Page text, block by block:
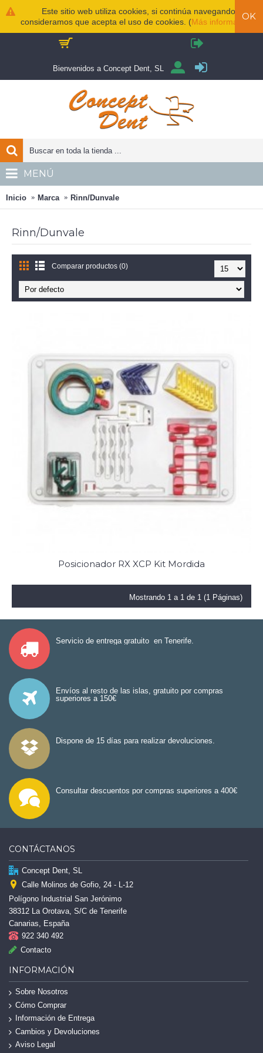
Este sitio web utiliza cookies, si continúa navegando
consideramos que acepta el uso de cookies. (Más información )
OK
Bienvenidos a Concept Dent, SL
MENÚ
Inicio Marca Rinn/Dunvale
Rinn/Dunvale
Comparar productos (0)
Posicionador RX XCP Kit Mordida
Mostrando 1 a 1 de 1 (1 Páginas)
Servicio de entrega gratuito en Tenerife.
Envíos al resto de las islas, gratuito por compras
superiores a 150€
Dispone de 15 días para realizar devoluciones.
Consultar descuentos por compras superiores a 400€
CONTÁCTANOS
Concept Dent, SL
Calle Molinos de Gofio, 24 - L-12
Polígono Industrial San Jerónimo
38312 La Orotava, S/C de Tenerife
Canarias, España
922 340 492
Contacto
INFORMACIÓN
Sobre Nosotros
Cómo Comprar
Información de Entrega
Cambios y Devoluciones
Aviso Legal